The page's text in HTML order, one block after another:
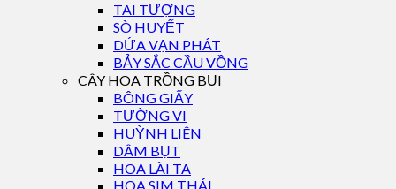
TAI TƯỢNG
SÒ HUYẾT
DỨA VẠN PHÁT
BẢY SẮC CẦU VỒNG
CÂY HOA TRỒNG BỤI
BÔNG GIẤY
TƯỜNG VI
HUỲNH LIÊN
DÂM BỤT
HOA LÀI TA
HOA SIM THÁI